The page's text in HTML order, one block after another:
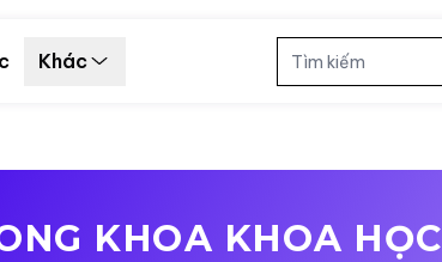
Khác
KHOA KHOA HỌC